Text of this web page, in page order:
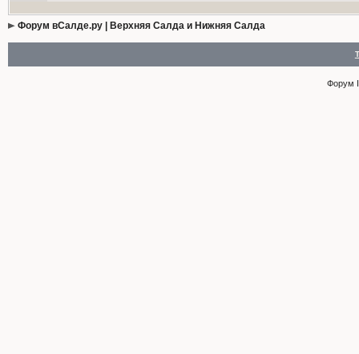
Форум вСалде.ру | Верхняя Салда и Нижняя Салда
Форум